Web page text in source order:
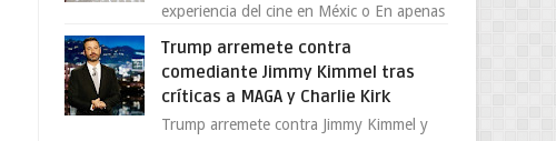
experiencia del cine en Méxic o En apenas
es posible reinve...
Trump arremete contra
comediante Jimmy Kimmel tras
críticas a MAGA y Charlie Kirk
Trump arremete contra Jimmy Kimmel y